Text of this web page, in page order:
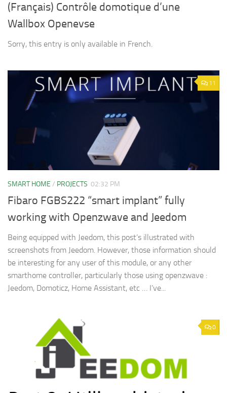
(Français) Contrôle domotique d’une
Wallbox Openevse
Sorry, this entry is only available in French.
11
SMART HOME / PROJECTS 02:32 PM
Fibaro FGBS222 “smart implant” fully
working with Openzwave and Jeedom
Being equipped with Jeedom, this post’s illustrated with
screenshots from Jeedom. However, those information should
be interesting for any user of this module, or any other
smarthome controller, particularly those using openzwave :
Jeedom, Domoticz, Home Assistant, etc … I’ve...
0